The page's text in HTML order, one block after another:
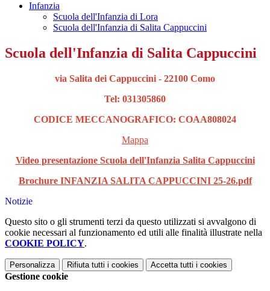
Infanzia
Scuola dell'Infanzia di Lora
Scuola dell'Infanzia di Salita Cappuccini
Scuola dell'Infanzia di Salita Cappuccini
via Salita dei Cappuccini - 22100 Como
Tel: 031305860
CODICE MECCANOGRAFICO: COAA808024
Mappa
Video presentazione Scuola dell'Infanzia Salita Cappuccini
Brochure INFANZIA SALITA CAPPUCCINI 25-26.pdf
Notizie
Questo sito o gli strumenti terzi da questo utilizzati si avvalgono di
cookie necessari al funzionamento ed utili alle finalità illustrate nella
COOKIE POLICY.
Personalizza Rifiuta tutti i cookies Accetta tutti i cookies
Gestione cookie